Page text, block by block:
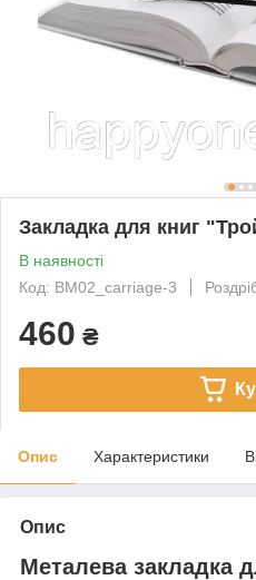
Закладка для книг
В наявності
Код: BM02_carriage-3
460 ₴
Опис Характеристики
Опис
Металева закладка